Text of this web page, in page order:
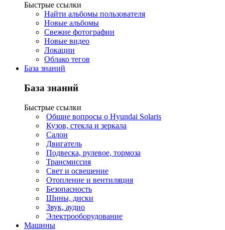
Быстрые ссылки
Найти альбомы пользователя
Новые альбомы
Свежие фотографии
Новые видео
Локации
Облако тегов
База знаний
База знаний
Быстрые ссылки
Общие вопросы о Hyundai Solaris
Кузов, стекла и зеркала
Салон
Двигатель
Подвеска, рулевое, тормоза
Трансмиссия
Свет и освещение
Отопление и вентиляция
Безопасность
Шины, диски
Звук, аудио
Электрооборудование
Машины